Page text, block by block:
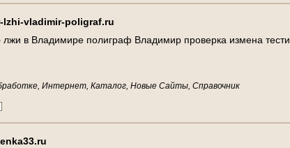
-lzhi-vladimir-poligraf.ru
лжи в Владимире полиграф Владимир проверка измена тести
Интернет, Каталог, Новые Сайты, Справочник
enka33.ru